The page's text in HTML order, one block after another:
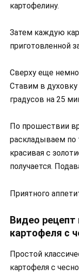
картофелину.
Затем каждую
приготовленной
Сверху еще
Ставим в
градусов на 25
По прошествии
раскладываем по
красивая с
получается.
Приятного
Видео рецепт
картофеля с
Простой
картофеля с